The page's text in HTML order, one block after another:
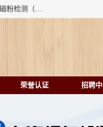
上海楹点检测设备有限公司提供的无损检测仪器设备包括：超声检测（UT）；射线检测（RT）；渗透检测（PT）；磁粉检测（MT）；涡流检测（ET）；化学用品（CH）、超声波相控阵、超声波测厚仪、超声导波、超声TOFD探伤仪、超声波探头、涡流探伤仪、涡流探头、涡流阵列、磁粉探伤机。代理以下品牌：汕超、美国GE(德国KK）、奥林巴斯（Olympus NDT）、美国磁通（Magnaflux）、DAKOTA等；
荣誉认证 招聘